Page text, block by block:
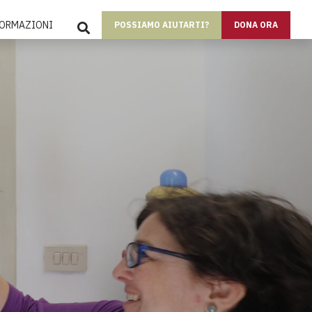
POSSIAMO AIUTARTI? DONA ORA